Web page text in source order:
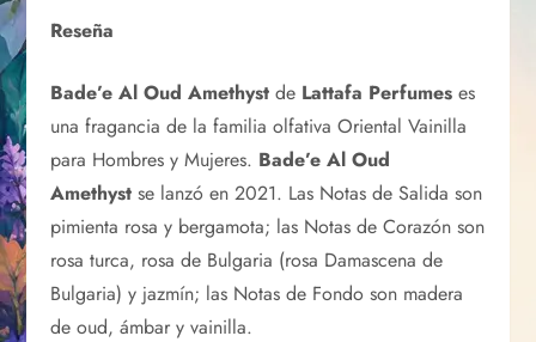
Reseña
Bade’e Al Oud Amethyst de Lattafa Perfumes es
una fragancia de la familia olfativa Oriental Vainilla
para Hombres y Mujeres. Bade’e Al Oud
Amethyst se lanzó en 2021. Las Notas de Salida son
pimienta rosa y bergamota; las Notas de Corazón son
rosa turca, rosa de Bulgaria (rosa Damascena de
Bulgaria) y jazmín; las Notas de Fondo son madera
de oud, ámbar y vainilla.